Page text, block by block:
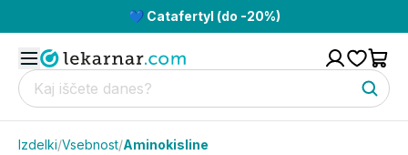
💙 Catafertyl (do -20%)
Izdelki/Vsebnost/Aminokisline